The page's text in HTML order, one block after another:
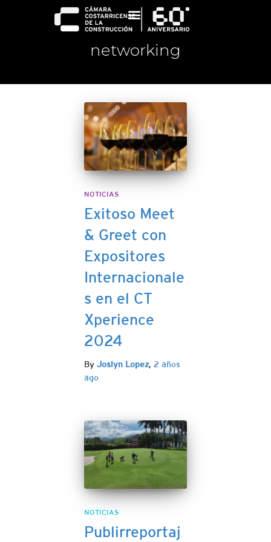
networking
NOTICIAS
Exitoso Meet
& Greet con
Expositores
Internacionale
s en el CT
Xperience
2024
By Joslyn Lopez, 2 años
ago
NOTICIAS
Publirreportaj